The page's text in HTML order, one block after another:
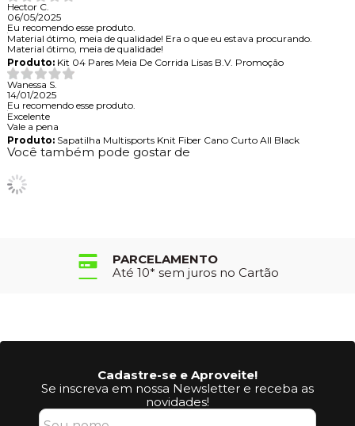
Hector C.
06/05/2025
Eu recomendo esse produto.
Material ótimo, meia de qualidade! Era o que eu estava procurando.
Material ótimo, meia de qualidade!
Produto:Kit 04 Pares Meia De Corrida Lisas B.V. Promoção
Wanessa S.
14/01/2025
Eu recomendo esse produto.
Excelente
Vale a pena
Produto:Sapatilha Multisports Knit Fiber Cano Curto All Black
Você também pode gostar de
PARCELAMENTO
Até 10* sem juros no Cartão
Cadastre-se e Aproveite!
Se inscreva em nossa Newsletter e receba as
novidades!